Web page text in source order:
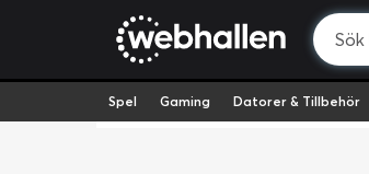
Spel Gaming Datorer & Tillbehör